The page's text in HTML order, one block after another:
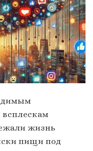
жизнь
пищи под